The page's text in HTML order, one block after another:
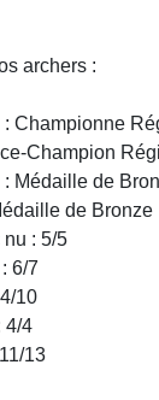
archers :
Championne
Champion
Médaille de
de Bronze
: 5/5
6/7
10
4/4
13